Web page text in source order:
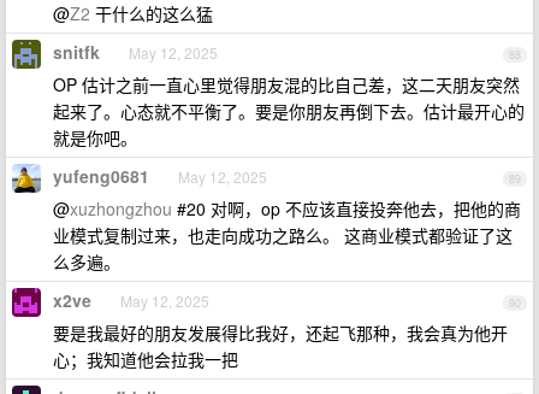
@Z2 干什么的这么猛
88
snitfk May 12, 2025
OP 估计之前一直心里觉得朋友混的比自己差，这二天朋友突然
起来了。心态就不平衡了。要是你朋友再倒下去。估计最开心的
就是你吧。
89
yufeng0681 May 12, 2025
@xuzhongzhou #20 对啊，op 不应该直接投奔他去，把他的商
业模式复制过来，也走向成功之路么。 这商业模式都验证了这
么多遍。
90
x2ve May 12, 2025
要是我最好的朋友发展得比我好，还起飞那种，我会真为他开
心；我知道他会拉我一把